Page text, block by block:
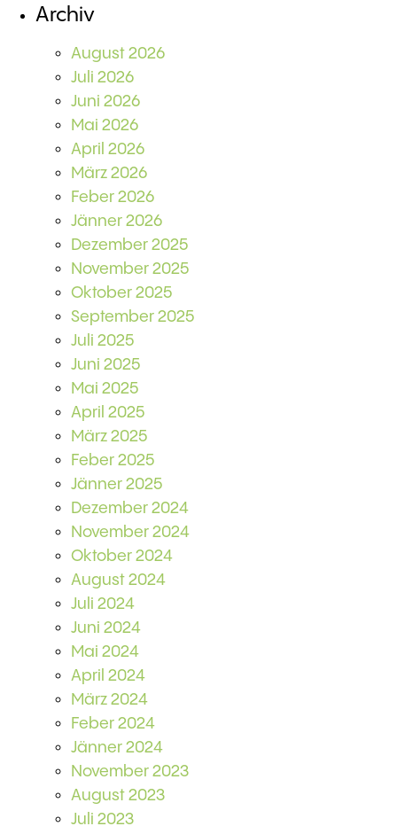
Archiv
August 2026
Juli 2026
Juni 2026
Mai 2026
April 2026
März 2026
Feber 2026
Jänner 2026
Dezember 2025
November 2025
Oktober 2025
September 2025
Juli 2025
Juni 2025
Mai 2025
April 2025
März 2025
Feber 2025
Jänner 2025
Dezember 2024
November 2024
Oktober 2024
August 2024
Juli 2024
Juni 2024
Mai 2024
April 2024
März 2024
Feber 2024
Jänner 2024
November 2023
August 2023
Juli 2023